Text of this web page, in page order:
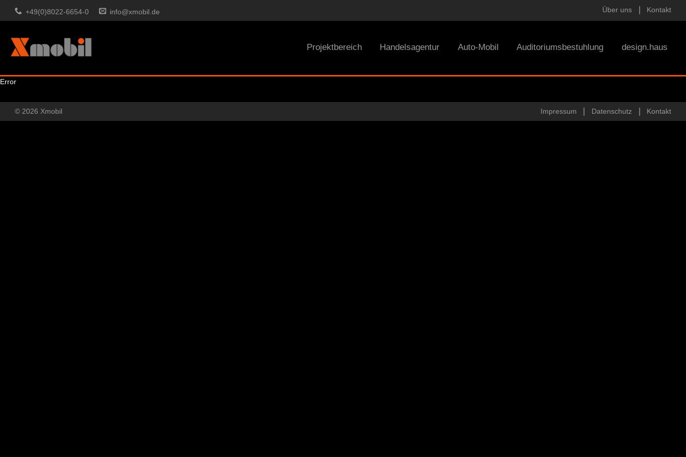
+49(0)8022-6654-0 info@xmobil.de Über uns Kontakt
Projektbereich Handelsagentur Auto-Mobil Auditoriumsbestuhlung design.haus
Error
© 2026 Xmobil Impressum Datenschutz Kontakt